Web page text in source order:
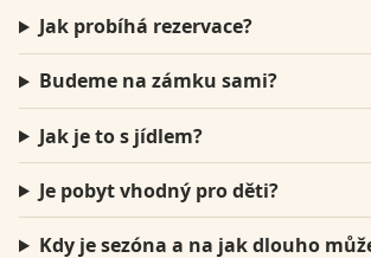
Jak probíhá rezervace?
Budeme na zámku sami?
Jak je to s jídlem?
Je pobyt vhodný pro děti?
Kdy je sezóna a na jak dlouho